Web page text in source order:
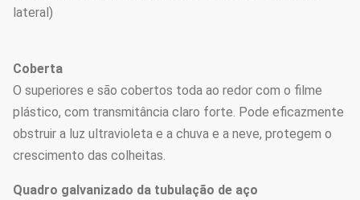
lateral)
Coberta
O superiores e são cobertos toda ao redor com o filme
plástico, com transmitância claro forte. Pode eficazmente
obstruir a luz ultravioleta e a chuva e a neve, protegem o
crescimento das colheitas.
Quadro galvanizado da tubulação de aço